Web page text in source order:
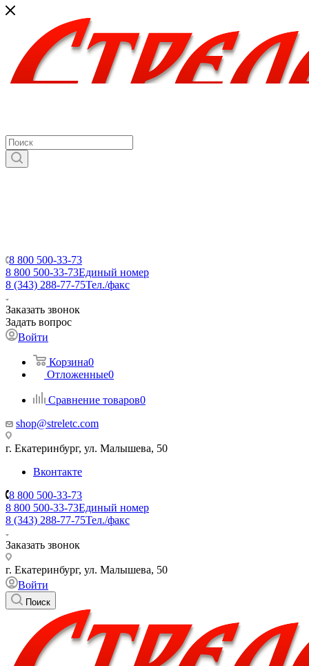
8 800 500-33-73
8 800 500-33-73Единый номер
8 (343) 288-77-75Тел./факс
Заказать звонок
Задать вопрос
Войти
Корзина0
Отложенные0
Сравнение товаров0
shop@streletc.com
г. Екатеринбург, ул. Малышева, 50
Вконтакте
8 800 500-33-73
8 800 500-33-73Единый номер
8 (343) 288-77-75Тел./факс
Заказать звонок
г. Екатеринбург, ул. Малышева, 50
Войти
Поиск